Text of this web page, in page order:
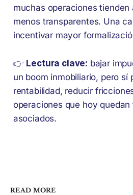
muchas operaciones tienden
menos transparentes. Una
incentivar mayor
👉 Lectura clave: bajar
un boom inmobiliario, pero sí
rentabilidad, reducir
operaciones que hoy
asociados.
READ MORE